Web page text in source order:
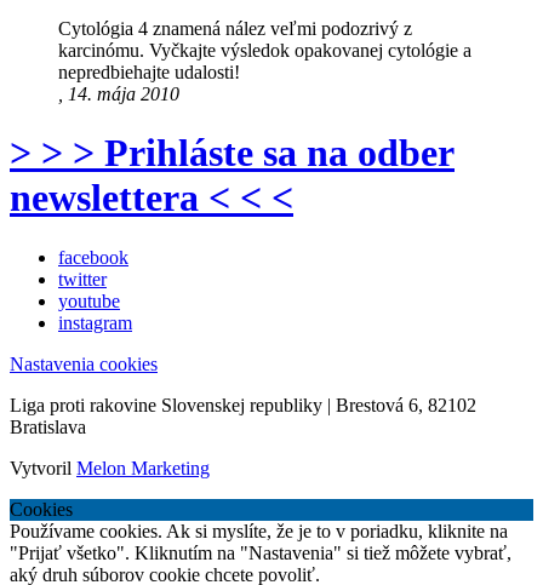
Cytológia 4 znamená nález veľmi podozrivý z
karcinómu. Vyčkajte výsledok opakovanej cytológie a
nepredbiehajte udalosti!
, 14. mája 2010
> > > Prihláste sa na odber
newslettera < < <
facebook
twitter
youtube
instagram
Nastavenia cookies
Liga proti rakovine Slovenskej republiky | Brestová 6, 82102
Bratislava
Vytvoril Melon Marketing
Cookies
Používame cookies. Ak si myslíte, že je to v poriadku, kliknite na
"Prijať všetko". Kliknutím na "Nastavenia" si tiež môžete vybrať,
aký druh súborov cookie chcete povoliť.